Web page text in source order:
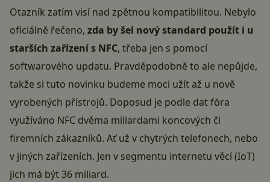
Otazník zatím visí nad zpětnou kompatibilitou. Nebylo
oficiálně řečeno, zda by šel nový standard použít i u
starších zařízení s NFC, třeba jen s pomocí
softwarového updatu. Pravděpodobně to ale nepůjde,
takže si tuto novinku budeme moci užít až u nově
vyrobených přístrojů. Doposud je podle dat fóra
využíváno NFC dvěma miliardami koncových či
firemních zákazníků. Ať už v chytrých telefonech, nebo
v jiných zařízeních. Jen v segmentu internetu věcí (IoT)
jich má být 36 miliard.